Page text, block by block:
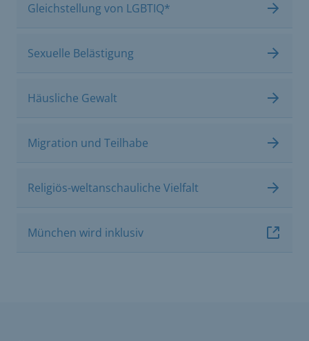
Gleichstellung von LGBTIQ*
Sexuelle Belästigung
Häusliche Gewalt
Migration und Teilhabe
Religiös-weltanschauliche Vielfalt
München wird inklusiv